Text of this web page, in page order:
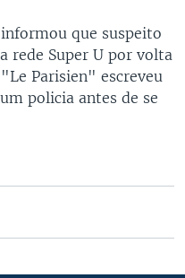
que suspeito
rede Super U por volta
Parisien" escreveu
policia antes de se